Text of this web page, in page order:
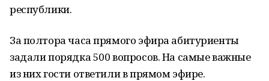
республики.
За полтора часа прямого эфира абитуриенты
задали порядка 500 вопросов. На самые важные
из них гости ответили в прямом эфире.